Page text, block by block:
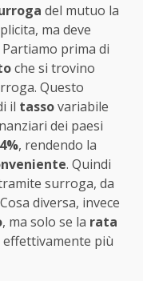
del mutuo la
ma deve
Partiamo prima di
che si trovino
Questo
il tassovariabile
dei paesi
4%, rendendo la
. Quindi
surroga, da
diversa, invece
, ma solo se la rata
più